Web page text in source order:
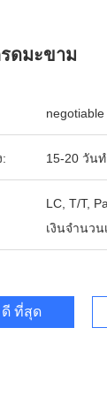
ดมะขาม
negotiable
15-20 วัน
LC, T/T,
เงินจำนวน
ที่สุด